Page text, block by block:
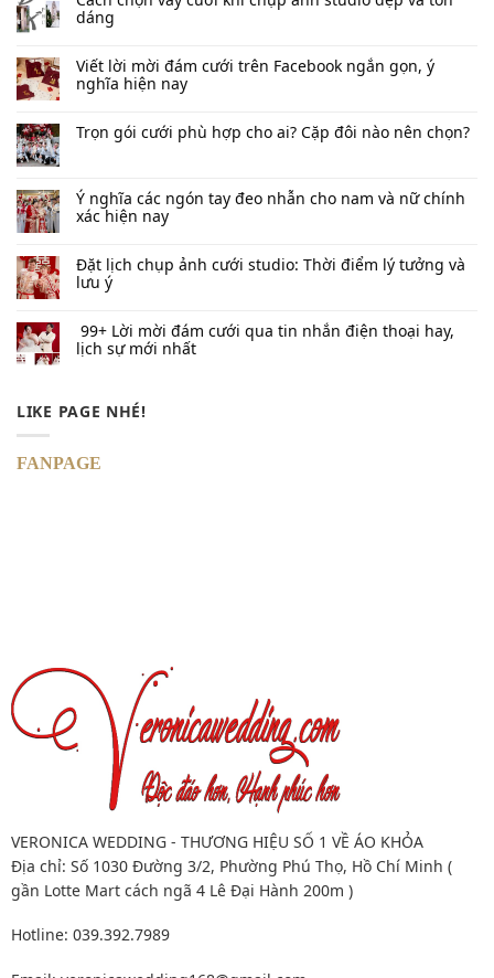
dáng
Viết lời mời đám cưới trên Facebook​ ngắn gọn, ý
nghĩa hiện nay
Trọn gói cưới phù hợp cho ai? Cặp đôi nào nên chọn?
Ý nghĩa các ngón tay đeo nhẫn cho nam và nữ chính
xác hiện nay
Đặt lịch chụp ảnh cưới studio: Thời điểm lý tưởng và
lưu ý
99+ Lời mời đám cưới qua tin nhắn​ điện thoại hay,
lịch sự mới nhất
LIKE PAGE NHÉ!
FANPAGE
VERONICA WEDDING - THƯƠNG HIỆU SỐ 1 VỀ ÁO KHỎA
Địa chỉ: Số 1030 Đường 3/2, Phường Phú Thọ, Hồ Chí Minh (
gần Lotte Mart cách ngã 4 Lê Đại Hành 200m )
Hotline: 039.392.7989